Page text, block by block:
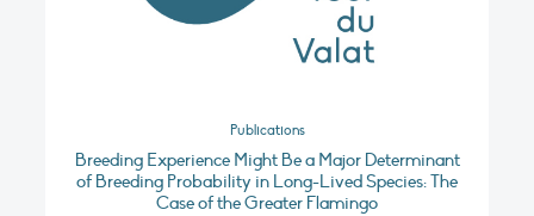
Publications
Breeding Experience Might Be a Major Determinant
of Breeding Probability in Long-Lived Species: The
Case of the Greater Flamingo